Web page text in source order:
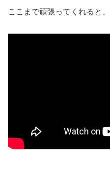
ここまで頑張ってくれると